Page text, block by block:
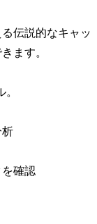
伝説的なキャッ
ます。
析
を確認